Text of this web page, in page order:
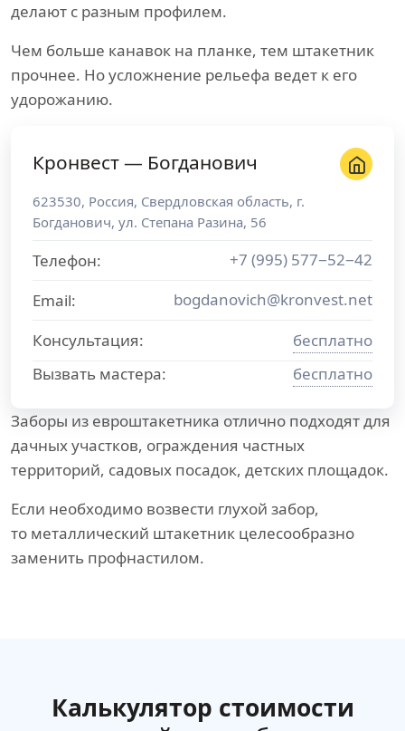
делают с разным профилем.
Чем больше канавок на планке, тем штакетник
прочнее. Но усложнение рельефа ведет к его
удорожанию.
Кронвест — Богданович
623530, Россия, Свердловская область, г.
Богданович, ул. Степана Разина, 56
Телефон:
+7 (995) 577−52−42
Email:
bogdanovich@kronvest.net
Консультация:
бесплатно
Вызвать мастера:
бесплатно
Заборы из евроштакетника отлично подходят для
дачных участков, ограждения частных
территорий, садовых посадок, детских площадок.
Если необходимо возвести глухой забор,
то металлический штакетник целесообразно
заменить профнастилом.
Калькулятор стоимости